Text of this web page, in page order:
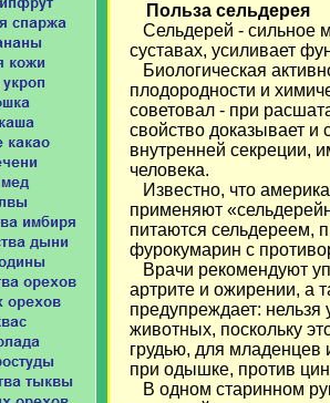
Польза сельдерея
Сельдерей - сильное
суставах, усиливает
Биологическая
плодородности и
советовал - при
свойство доказывает
внутренней секреции,
человека.
Известно, что
применяют
питаются сельдереем,
фурокумарин с
Врачи рекомендуют
артрите и ожирении, а
предупреждает: нельзя
животных, поскольку
грудью, для
при одышке, против
В одном старинном